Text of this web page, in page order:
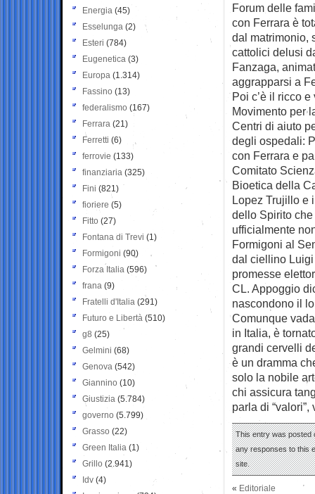
Forum delle
con Ferrara è
dal matrimonio,
cattolici delusi
Fanzaga,
aggrapparsi a
Poi c’è il ricco
Movimento per
Centri di aiuto
degli ospedali:
con Ferrara e
Comitato
Bioetica della
Lopez Trujillo e
dello Spirito
ufficialmente
Formigoni al
dal ciellino Luigi
promesse
CL. Appoggio
nascondono il
Comunque
in Italia, è
grandi cervelli
è un dramma
solo la nobile
chi assicura
parla di “valori”,
This entry was posted
any responses to this
site.
« Editoriale
Energia (45)
Esselunga (2)
Esteri (784)
Eugenetica (3)
Europa (1.314)
Fassino (13)
federalismo (167)
Ferrara (21)
Ferretti (6)
ferrovie (133)
finanziaria (325)
Fini (821)
fioriere (5)
Fitto (27)
Fontana di Trevi (1)
Formigoni (90)
Forza Italia (596)
frana (9)
Fratelli d'Italia (291)
Futuro e Libertà (510)
g8 (25)
Gelmini (68)
Genova (542)
Giannino (10)
Giustizia (5.784)
governo (5.799)
Grasso (22)
Green Italia (1)
Grillo (2.941)
Idv (4)